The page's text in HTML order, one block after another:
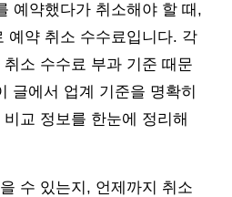
예약했다가 취소해야 할 때,
예약 취소 수수료입니다. 각
소 수수료 부과 기준 때문
글에서 업계 기준을 명확히
교 정보를 한눈에 정리해
수 있는지, 언제까지 취소